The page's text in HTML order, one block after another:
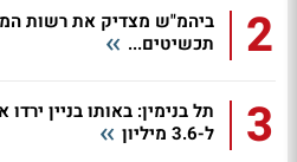
2
ביהמ"ש מצדיק את רשות
תכשיטים...
3
ל-3.6 מיליון